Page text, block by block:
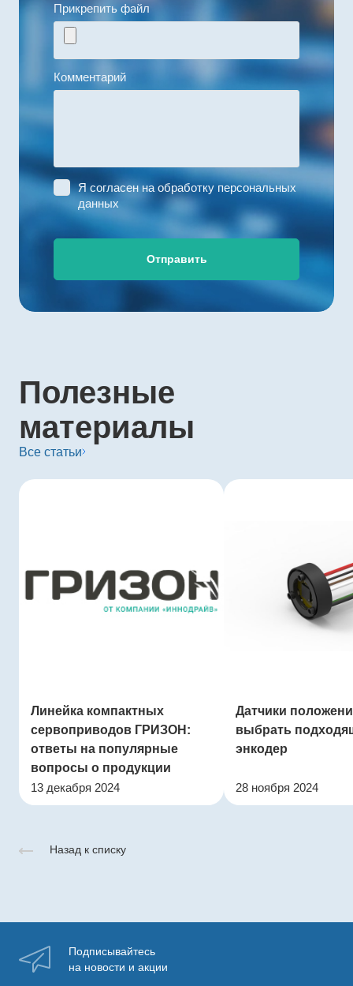
Прикрепить файл
Комментарий
Я согласен на обработку персональных
данных
Отправить
Полезные
материалы
Все статьи
Линейка компактных
сервоприводов ГРИЗОН:
ответы на популярные
вопросы о продукции
13 декабря 2024
Датчики
выбрать
энкодер
28 ноября 2024
Назад к списку
Подписывайтесь
на новости и акции